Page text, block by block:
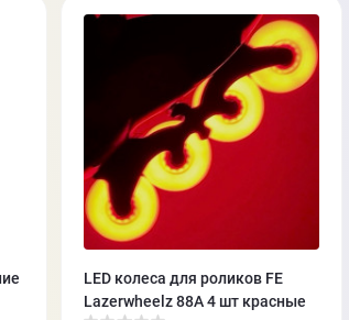
LED колеса для роликов FE
Lazerwheelz 88A 4 шт красные